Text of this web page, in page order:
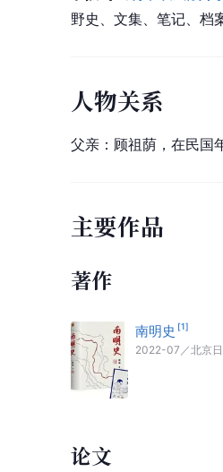
野史、文集、笔记、档
人物关系
父亲：顾祖荫，在民国
主要作品
著作
南明史 [1]
2022-07 ／北京
论文